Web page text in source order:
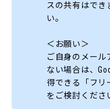
スの共有はでき
い。
＜お願い＞
ご自身のメール
ない場合は、
得できる「フリ
をご検討くださ